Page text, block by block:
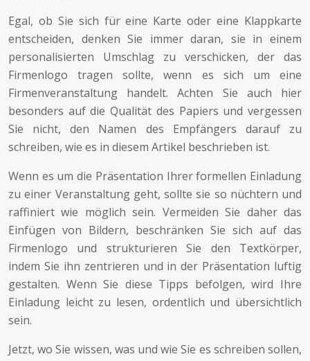
Egal, ob Sie sich für eine Karte oder eine Klappkarte
entscheiden, denken Sie immer daran, sie in einem
personalisierten Umschlag zu verschicken, der das
Firmenlogo tragen sollte, wenn es sich um eine
Firmenveranstaltung handelt. Achten Sie auch hier
besonders auf die Qualität des Papiers und vergessen
Sie nicht, den Namen des Empfängers darauf zu
schreiben, wie es in diesem Artikel beschrieben ist.
Wenn es um die Präsentation Ihrer formellen Einladung
zu einer Veranstaltung geht, sollte sie so nüchtern und
raffiniert wie möglich sein. Vermeiden Sie daher das
Einfügen von Bildern, beschränken Sie sich auf das
Firmenlogo und strukturieren Sie den Textkörper,
indem Sie ihn zentrieren und in der Präsentation luftig
gestalten. Wenn Sie diese Tipps befolgen, wird Ihre
Einladung leicht zu lesen, ordentlich und übersichtlich
sein.
Jetzt, wo Sie wissen, was und wie Sie es schreiben sollen,